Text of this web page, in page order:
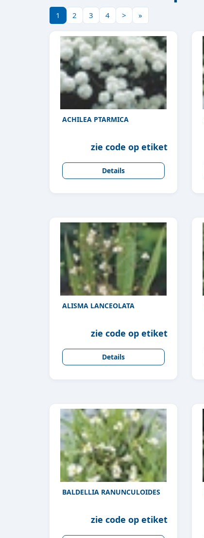
1 2 3 4 > »
ACHILEA PTARMICA
zie code op etiket
Details
ALISMA LANCEOLATA
zie code op etiket
Details
BALDELLIA RANUNCULOIDES
zie code op etiket